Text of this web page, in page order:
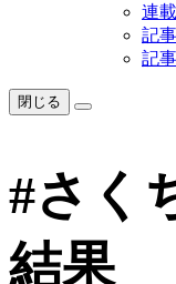
連
記
記
閉じる
#さく
結果